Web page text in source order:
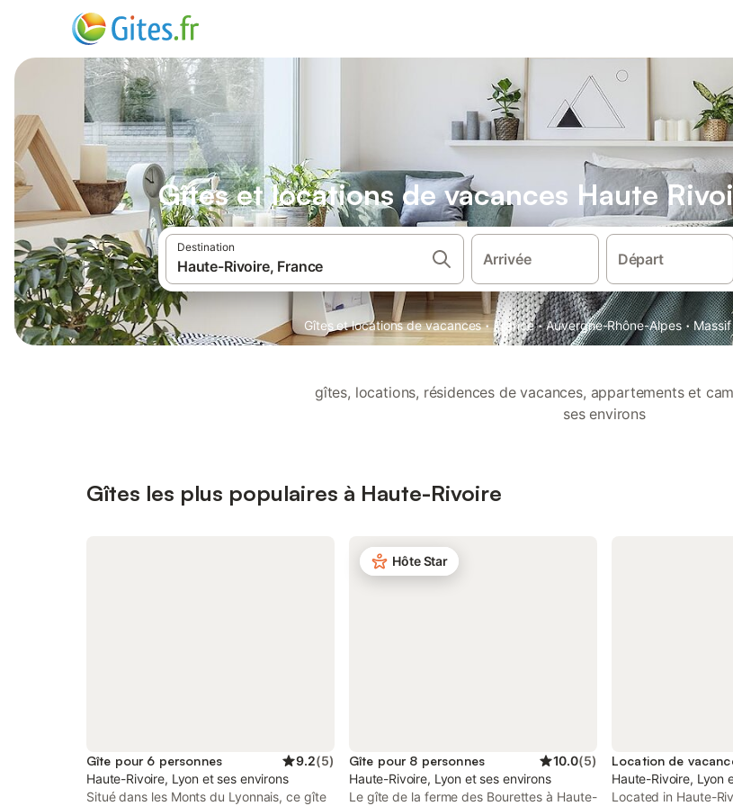
Gîtes et locations de vacances Haute
Destination
Arrivée Départ
Gîtes et locations de vacances · France · Auvergne-Rhône-Alpes ·
gîtes, locations, résidences de vacances, appartements et
ses environs
Gîtes les plus populaires à Haute-Rivoire
Gîte pour 6 personnes 9.2(5)
Haute-Rivoire, Lyon et ses environs
Situé dans les Monts du Lyonnais, ce gîte
Hôte Star
Gîte pour 8 personnes 10.0(5)
Haute-Rivoire, Lyon et ses environs
Le gîte de la ferme des Bourettes à Haute-
Haute-Rivoire, Lyon
Located in Haute-